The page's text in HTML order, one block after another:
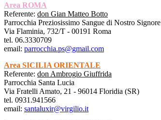
Area ROMA
Referente: don Gian Matteo Botto
Parrocchia Preziosissimo Sangue di Nostro Signore
Via Flaminia, 732/T - 00191 Roma
tel. 06.3330709
email: parrocchia.ps@gmail.com
Area SICILIA ORIENTALE
Referente: don Ambrogio Giuffrida
Parrocchia Santa Lucia
Via Fratelli Amato, 21 - 96014 Floridia (SR)
tel. 0931.941566
email: santaluxir@virgilio.it